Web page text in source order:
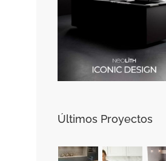
Últimos Proyectos